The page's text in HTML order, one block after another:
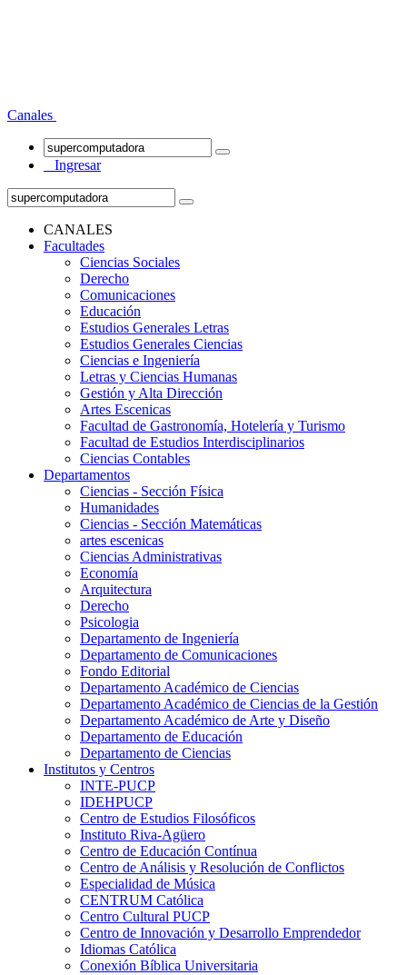
Canales
Ingresar
CANALES
Facultades
Ciencias Sociales
Derecho
Comunicaciones
Educación
Estudios Generales Letras
Estudios Generales Ciencias
Ciencias e Ingeniería
Letras y Ciencias Humanas
Gestión y Alta Dirección
Artes Escenicas
Facultad de Gastronomía, Hotelería y Turismo
Facultad de Estudios Interdisciplinarios
Ciencias Contables
Departamentos
Ciencias - Sección Física
Humanidades
Ciencias - Sección Matemáticas
artes escenicas
Ciencias Administrativas
Economía
Arquitectura
Derecho
Psicologia
Departamento de Ingeniería
Departamento de Comunicaciones
Fondo Editorial
Departamento Académico de Ciencias
Departamento Académico de Ciencias de la Gestión
Departamento Académico de Arte y Diseño
Departamento de Educación
Departamento de Ciencias
Institutos y Centros
INTE-PUCP
IDEHPUCP
Centro de Estudios Filosóficos
Instituto Riva-Agüero
Centro de Educación Contínua
Centro de Análisis y Resolución de Conflictos
Especialidad de Música
CENTRUM Católica
Centro Cultural PUCP
Centro de Innovación y Desarrollo Emprendedor
Idiomas Católica
Conexión Bíblica Universitaria